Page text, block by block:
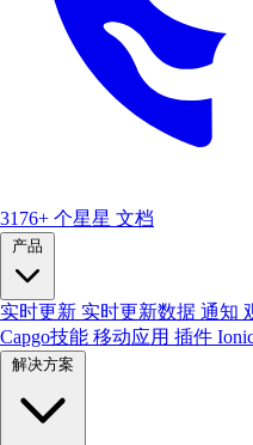
3176+ 个星星 文档
产品
实时更新 实时更新数据 通知
Capgo技能 移动应用 插件
解决方案